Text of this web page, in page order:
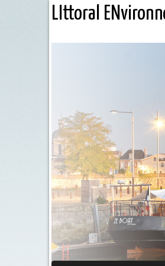
LIttoral